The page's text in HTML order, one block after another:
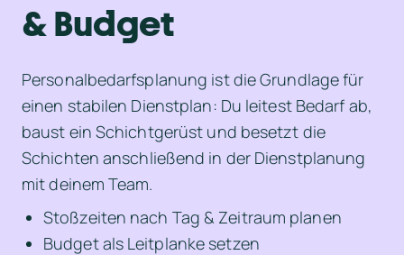
& Budget
Personalbedarfsplanung ist die Grundlage für
einen stabilen Dienstplan: Du leitest Bedarf ab,
baust ein Schichtgerüst und besetzt die
Schichten anschließend in der Dienstplanung
mit deinem Team.
Stoßzeiten nach Tag & Zeitraum planen
Budget als Leitplanke setzen